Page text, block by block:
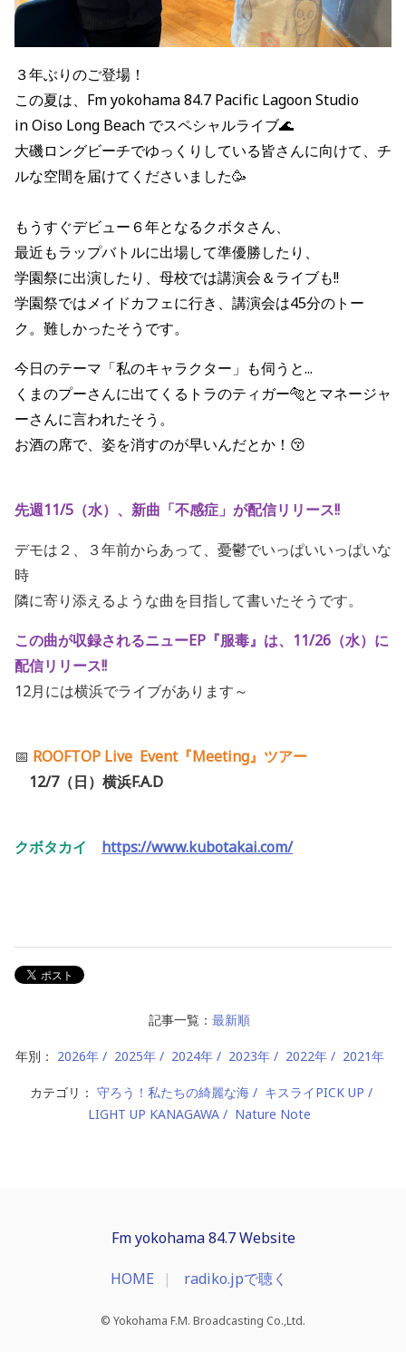
３年ぶりのご登場！
この夏は、Fm yokohama 84.7 Pacific Lagoon Studio
in Oiso Long Beach でスペシャルライブ🌊
大磯ロングビーチでゆっくりしている皆さんに向けて、チ
ルな空間を届けてくださいました🥳
もうすぐデビュー６年となるクボタさん、
最近もラップバトルに出場して準優勝したり、
学園祭に出演したり、母校では講演会＆ライブも!!
学園祭ではメイドカフェに行き、講演会は45分のトー
ク。難しかったそうです。
今日のテーマ「私のキャラクター」も伺うと...
くまのプーさんに出てくるトラのティガー🐅とマネージャ
ーさんに言われたそう。
お酒の席で、姿を消すのが早いんだとか！😚
先週11/5（水）、新曲「不感症」が配信リリース!!
デモは２、３年前からあって、憂鬱でいっぱいいっぱいな
時
隣に寄り添えるような曲を目指して書いたそうです。
この曲が収録されるニューEP『服毒』は、11/26（水）に
配信リリース!!
12月には横浜でライブがあります～
📅 ROOFTOP Live Event『Meeting』ツアー
12/7（日）横浜F.A.D
クボタカイ https://www.kubotakai.com/
記事一覧： 最新順
年別： 2026年 2025年 2024年 2023年 2022年 2021年
カテゴリ： 守ろう！私たちの綺麗な海
キスライPICK UP
LIGHT UP KANAGAWA
Nature Note
Fm yokohama 84.7 Website
HOME radiko.jpで聴く
© Yokohama F.M. Broadcasting Co.,Ltd.